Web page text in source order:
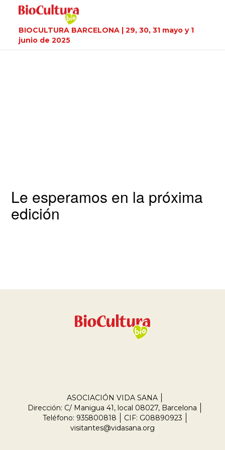
BIOCULTURA BARCELONA | 29, 30, 31 mayo y 1
junio de 2025
Le esperamos en la próxima
edición
ASOCIACIÓN VIDA SANA
Dirección: C/ Manigua 41, local 08027, Barcelona
Teléfono: 935800818
CIF: G08890923
visitantes@vidasana.org